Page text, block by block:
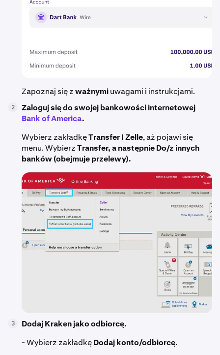
Zapoznaj się zważnymiuwagami i instrukcjami.
2
Zaloguj się do swojej bankowości internetowej
Bank of America.
Wybierz zakładkęTransfer I Zelle, aż pojawi się
menu. WybierzTransfer, a następnie Do/z innych
banków (obejmuje przelewy).
3
Dodaj Kraken jako odbiorcę.
- Wybierz zakładkęDodaj konto/odbiorcę.